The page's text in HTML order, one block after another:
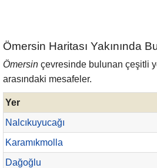
Ömersin Haritası Yakınında
Ömersin çevresinde bulunan çeşitli
arasındaki mesafeler.
Yer
Nalcıkuyucağı
Karamıkmolla
Dağoğlu